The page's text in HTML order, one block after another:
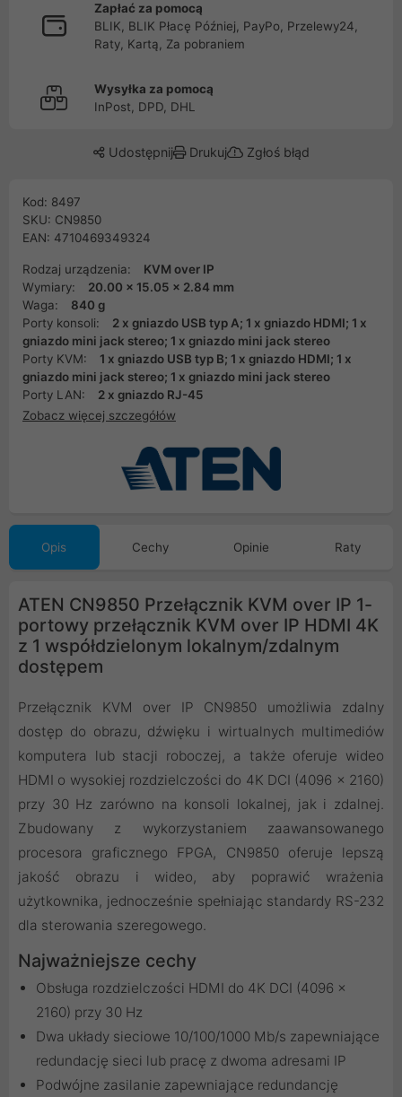
Zapłać za pomocą
BLIK, BLIK Płacę Później, PayPo, Przelewy24,
Raty, Kartą, Za pobraniem
Wysyłka za pomocą
InPost, DPD, DHL
Udostępnij Drukuj Zgłoś błąd
Kod: 8497
SKU: CN9850
EAN: 4710469349324
Rodzaj urządzenia:
KVM over IP
Wymiary:
20.00 x 15.05 x 2.84 mm
Waga:
840 g
Porty konsoli:
2 x gniazdo USB typ A; 1 x gniazdo HDMI; 1 x
gniazdo mini jack stereo; 1 x gniazdo mini jack stereo
Porty KVM:
1 x gniazdo USB typ B; 1 x gniazdo HDMI; 1 x
gniazdo mini jack stereo; 1 x gniazdo mini jack stereo
Porty LAN:
2 x gniazdo RJ-45
Zobacz więcej szczegółów
Opis Cechy Opinie Raty
ATEN CN9850 Przełącznik KVM over IP 1-
portowy przełącznik KVM over IP HDMI 4K
z 1 współdzielonym lokalnym/zdalnym
dostępem
Przełącznik KVM over IP CN9850 umożliwia zdalny
dostęp do obrazu, dźwięku i wirtualnych multimediów
komputera lub stacji roboczej, a także oferuje wideo
HDMI o wysokiej rozdzielczości do 4K DCI (4096 x 2160)
przy 30 Hz zarówno na konsoli lokalnej, jak i zdalnej.
Zbudowany z wykorzystaniem zaawansowanego
procesora graficznego FPGA, CN9850 oferuje lepszą
jakość obrazu i wideo, aby poprawić wrażenia
użytkownika, jednocześnie spełniając standardy RS-232
dla sterowania szeregowego.
Najważniejsze cechy
Obsługa rozdzielczości HDMI do 4K DCI (4096 x
2160) przy 30 Hz
Dwa układy sieciowe 10/100/1000 Mb/s zapewniające
redundację sieci lub pracę z dwoma adresami IP
Podwójne zasilanie zapewniające redundancję